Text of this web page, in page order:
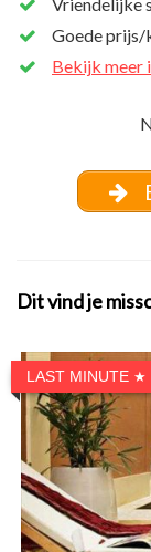
Goede
Bekijk meer
Dit vind je
LAST MINUTE